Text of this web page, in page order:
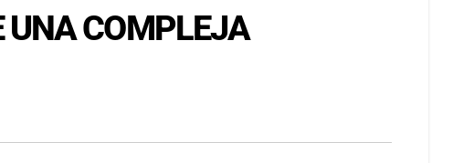
UNA COMPLEJA